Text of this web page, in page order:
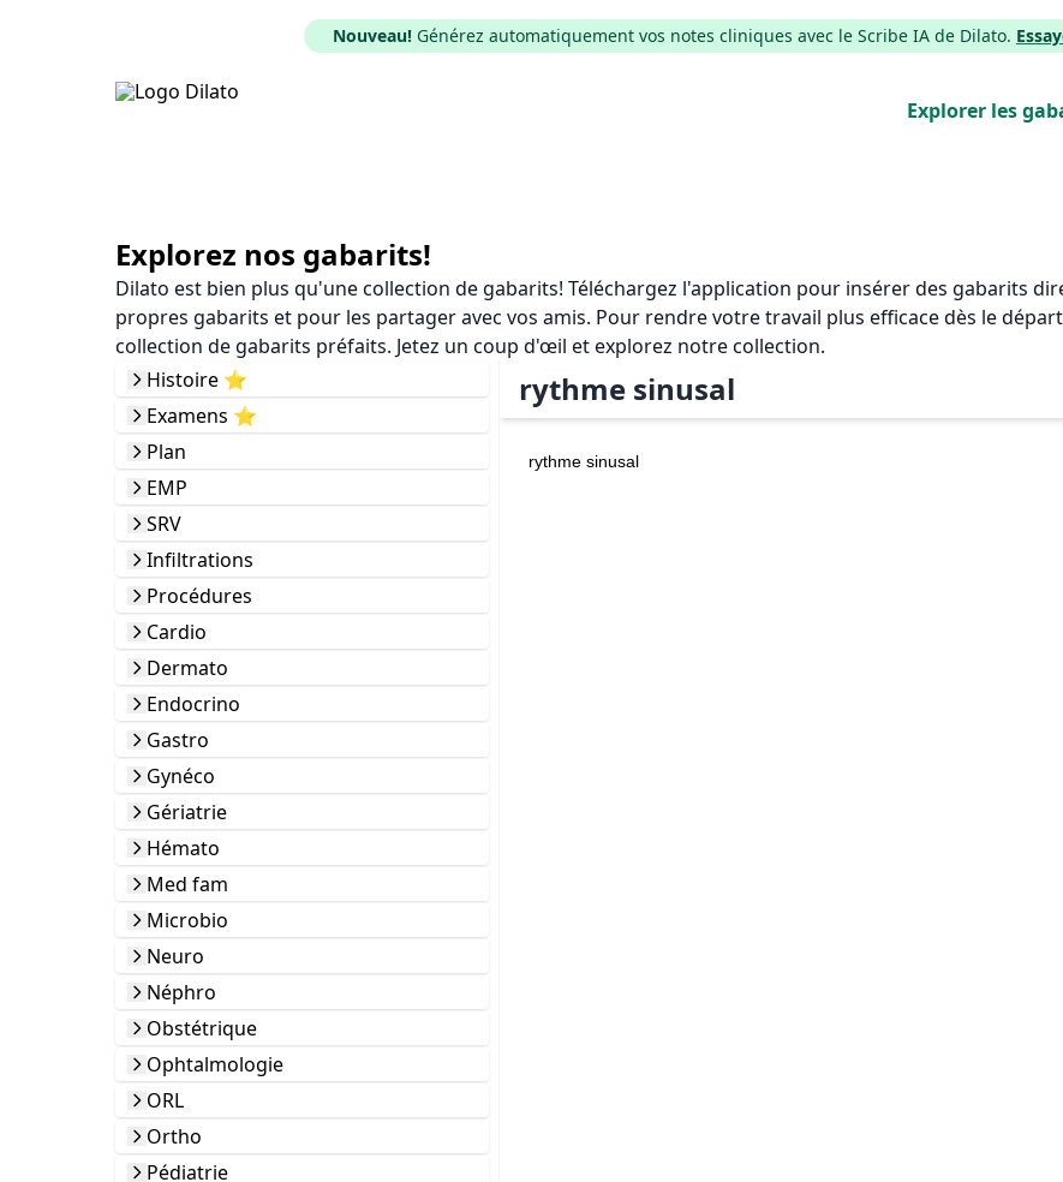
Nouveau! Générez automatiquement vos notes cliniques avec le Scribe IA de Dilato.
Explorer les
Explorez nos gabarits!
Dilato est bien plus qu'une collection de gabarits! Téléchargez l'application pour insérer des gabarits
propres gabarits et pour les partager avec vos amis. Pour rendre votre travail plus efficace dès le
collection de gabarits préfaits. Jetez un coup d'œil et explorez notre collection.
Histoire ⭐️
Examens ⭐️
Plan
EMP
SRV
Infiltrations
Procédures
Cardio
Dermato
Endocrino
Gastro
Gynéco
Gériatrie
Hémato
Med fam
Microbio
Neuro
Néphro
Obstétrique
Ophtalmologie
ORL
Ortho
Pédiatrie
rythme sinusal
rythme sinusal